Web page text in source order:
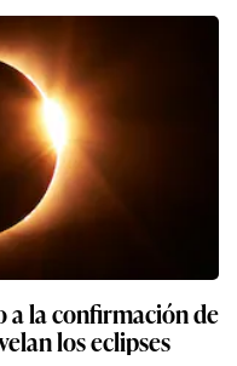
a la confirmación de
los eclipses